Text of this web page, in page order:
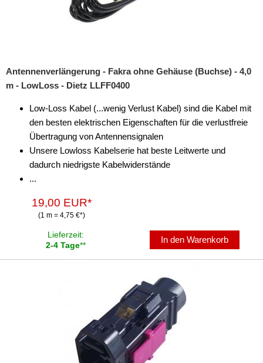
Antennenverlängerung - Fakra ohne Gehäuse (Buchse) - 4,0
m - LowLoss - Dietz LLFF0400
Low-Loss Kabel (...wenig Verlust Kabel) sind die Kabel mit
den besten elektrischen Eigenschaften für die verlustfreie
Übertragung von Antennensignalen
Unsere Lowloss Kabelserie hat beste Leitwerte und
dadurch niedrigste Kabelwiderstände
...
19,00 EUR*
(1 m = 4,75 €*)
Lieferzeit:
2-4 Tage**
In den Warenkorb